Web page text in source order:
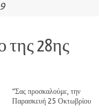
της 28ης
“Σας προσκαλούμε, την
Παρασκευή 25 Οκτωβρίου